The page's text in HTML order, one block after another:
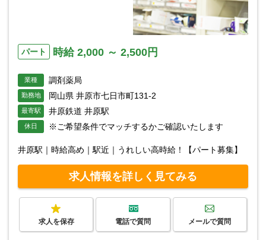
パート 時給 2,000 ～ 2,500円
業種 調剤薬局
勤務地 岡山県 井原市七日市町131-2
最寄駅 井原鉄道 井原駅
休日 ※ご希望条件でマッチするかご確認いたします
井原駅｜時給高め｜駅近｜うれしい高時給！【パート募集】
求人情報を詳しく見てみる
求人を保存 電話で質問 メールで質問